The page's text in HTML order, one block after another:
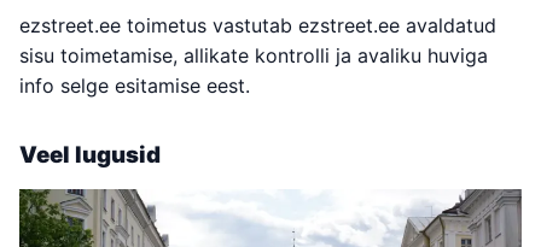
ezstreet.ee toimetus vastutab ezstreet.ee avaldatud
sisu toimetamise, allikate kontrolli ja avaliku huviga
info selge esitamise eest.
Veel lugusid